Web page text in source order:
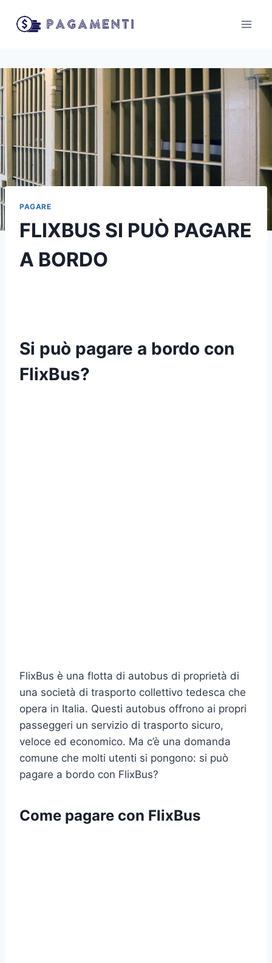
PAGARE
FLIXBUS SI PUÒ PAGARE
A BORDO
Si può pagare a bordo con
FlixBus?
FlixBus è una flotta di autobus di proprietà di
una società di trasporto collettivo tedesca che
opera in Italia. Questi autobus offrono ai propri
passeggeri un servizio di trasporto sicuro,
veloce ed economico. Ma c’è una domanda
comune che molti utenti si pongono: si può
pagare a bordo con FlixBus?
Come pagare con FlixBus